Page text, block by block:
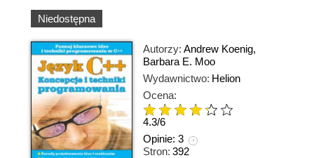
Niedostępna
Autorzy: Andrew Koenig,
Barbara E. Moo
Wydawnictwo: Helion
Ocena:
4.3/6
Opinie: 3
Stron: 392